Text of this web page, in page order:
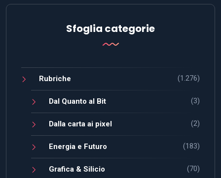
Sfoglia categorie
Rubriche (1.276)
Dal Quanto al Bit (3)
Dalla carta ai pixel (2)
Energia e Futuro (183)
Grafica & Silicio (70)